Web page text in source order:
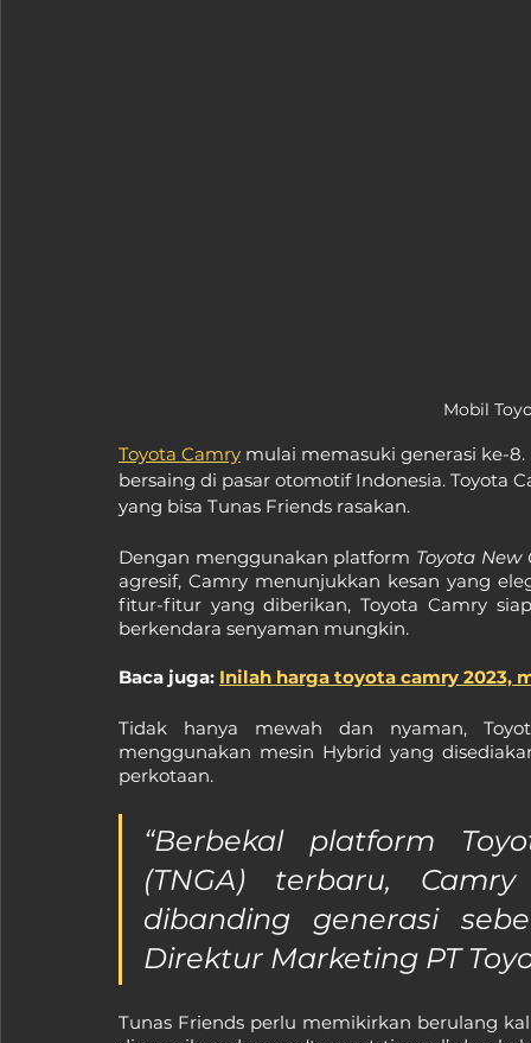
Mobil
Toyota Camry mulai memasuki generasi ke-
bersaing di pasar otomotif Indonesia. Toyota
yang bisa Tunas Friends rasakan.
Dengan menggunakan platform Toyota New
agresif, Camry menunjukkan kesan yang
fitur-fitur yang diberikan, Toyota Camry
berkendara senyaman mungkin.
Baca juga: Inilah harga toyota camry 2023,
Tidak hanya mewah dan nyaman,
menggunakan mesin Hybrid yang
perkotaan.
“Berbekal platform
(TNGA) terbaru,
dibanding generasi
Direktur Marketing PT
Tunas Friends perlu memikirkan berulang